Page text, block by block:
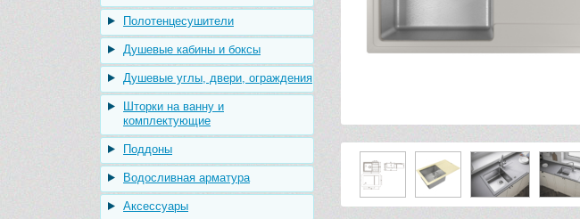
Полотенцесушители
Душевые кабины и боксы
Душевые углы, двери, ограждения
Шторки на ванну и
комплектующие
Поддоны
Водосливная арматура
Аксессуары